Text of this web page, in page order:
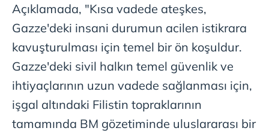
Açıklamada, "Kısa vadede ateşkes,
Gazze'deki insani durumun acilen istikrara
kavuşturulması için temel bir ön koşuldur.
Gazze'deki sivil halkın temel güvenlik ve
ihtiyaçlarının uzun vadede sağlanması için,
işgal altındaki Filistin topraklarının
tamamında BM gözetiminde uluslararası bir